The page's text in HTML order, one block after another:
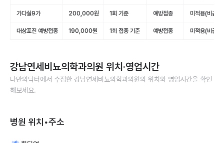
가다실9가 200,000원 1회 기준 예방접종 미적용(비급여)
대상포진 예방접종 190,000원 1회 접종 기준 예방접종 미적용(비급여)
강남연세비뇨의학과의원 위치·영업시간
나만의닥터에서 수집한 강남연세비뇨의학과의원의 위치와 영업시간을 확인
해보세요.
병원 위치•주소